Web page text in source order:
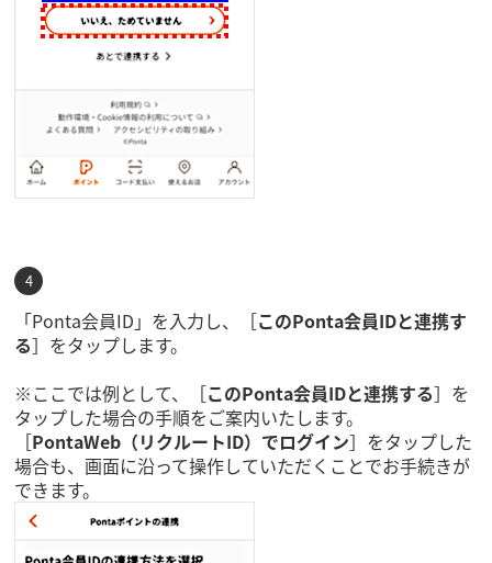
「Ponta会員ID」を入力し、［このPonta会員IDと連携す
る］をタップします。
※ここでは例として、［このPonta会員IDと連携する］を
タップした場合の手順をご案内いたします。
［PontaWeb（リクルートID）でログイン］をタップした
場合も、画面に沿って操作していただくことでお手続きが
できます。